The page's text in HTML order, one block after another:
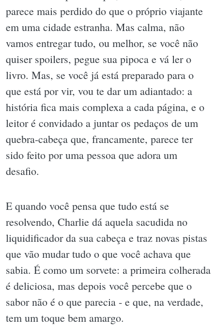
parece mais perdido do que o próprio viajante
em uma cidade estranha. Mas calma, não
vamos entregar tudo, ou melhor, se você não
quiser spoilers, pegue sua pipoca e vá ler o
livro. Mas, se você já está preparado para o
que está por vir, vou te dar um adiantado: a
história fica mais complexa a cada página, e o
leitor é convidado a juntar os pedaços de um
quebra-cabeça que, francamente, parece ter
sido feito por uma pessoa que adora um
desafio.
E quando você pensa que tudo está se
resolvendo, Charlie dá aquela sacudida no
liquidificador da sua cabeça e traz novas pistas
que vão mudar tudo o que você achava que
sabia. É como um sorvete: a primeira colherada
é deliciosa, mas depois você percebe que o
sabor não é o que parecia - e que, na verdade,
tem um toque bem amargo.